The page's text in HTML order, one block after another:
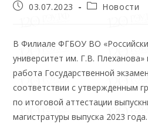
03.07.2023 Новости
В Филиале ФГБОУ ВО
университет им. Г.В. Плеханова»
работа Государственной
соответствии с утвержденным
по итоговой аттестации
магистратуры выпуска 2023 года.